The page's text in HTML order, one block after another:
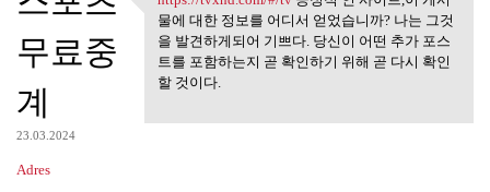
무료중
계
23.03.2024
Adres
https://tvxhd.com/#/tv 긍정적 인
물에 대한 정보를 어디서 얻었습니까? 나는 그것
을 발견하게되어 기쁘다. 당신이 어떤 추가 포스
트를 포함하는지 곧 확인하기 위해 곧 다시 확인
할 것이다.